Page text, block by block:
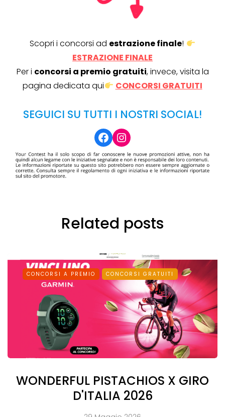
Scopri i concorsi ad estrazione finale!
ESTRAZIONE FINALE
Per i concorsi a premio gratuiti, invece, visita la
pagina dedicata qui
CONCORSI GRATUITI
SEGUICI SU TUTTI I NOSTRI SOCIAL!
Facebook
Instagram
Related posts
CONCORSI A PREMIO CONCORSI GRATUITI
WONDERFUL PISTACHIOS X GIRO
D'ITALIA 2026